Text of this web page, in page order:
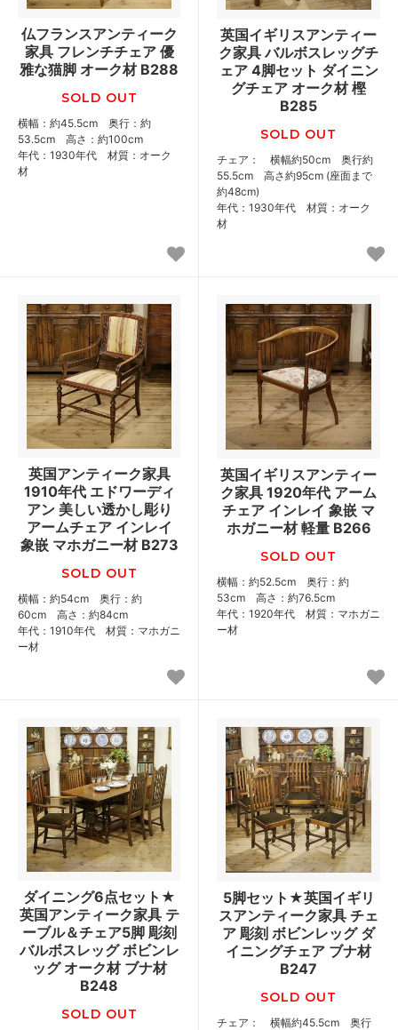
仏フランスアンティーク
家具 フレンチチェア 優
雅な猫脚 オーク材 B288
SOLD OUT
横幅：約45.5cm 奥行：約
53.5cm 高さ：約100cm
年代：1930年代 材質：オーク
材
英国イギリスアンティー
ク家具 バルボスレッグチ
ェア 4脚セット ダイニン
グチェア オーク材 樫
B285
SOLD OUT
チェア： 横幅約50cm 奥行約
55.5cm 高さ約95cm (座面まで
約48cm)
年代：1930年代 材質：オーク
材
英国アンティーク家具
1910年代 エドワーディ
アン 美しい透かし彫り
アームチェア インレイ
象嵌 マホガニー材 B273
SOLD OUT
横幅：約54cm 奥行：約
60cm 高さ：約84cm
年代：1910年代 材質：マホガニ
ー材
英国イギリスアンティー
ク家具 1920年代 アーム
チェア インレイ 象嵌 マ
ホガニー材 軽量 B266
SOLD OUT
横幅：約52.5cm 奥行：約
53cm 高さ：約76.5cm
年代：1920年代 材質：マホガニ
ー材
ダイニング6点セット★
英国アンティーク家具 テ
ーブル＆チェア5脚 彫刻
バルボスレッグ ボビンレ
ッグ オーク材 ブナ材
B248
SOLD OUT
5脚セット★英国イギリ
スアンティーク家具 チェ
ア 彫刻 ボビンレッグ ダ
イニングチェア ブナ材
B247
SOLD OUT
チェア： 横幅約45.5cm 奥行